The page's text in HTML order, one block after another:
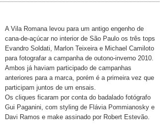
A Vila Romana levou para um antigo engenho de
cana-de-açúcar no interior de São Paulo os três tops
Evandro Soldati, Marlon Teixeira e Michael Camiloto
para fotografar a campanha de outono-inverno 2010.
Ambos já haviam participado de campanhas
anteriores para a marca, porém é a primeira vez que
participam juntos de um ensais.
Os cliques ficaram por conta do badalado fotógrafo
Gui Paganini, com styling de Flávia Pommianosky e
Davi Ramos e make assinado por Robert Estevão.